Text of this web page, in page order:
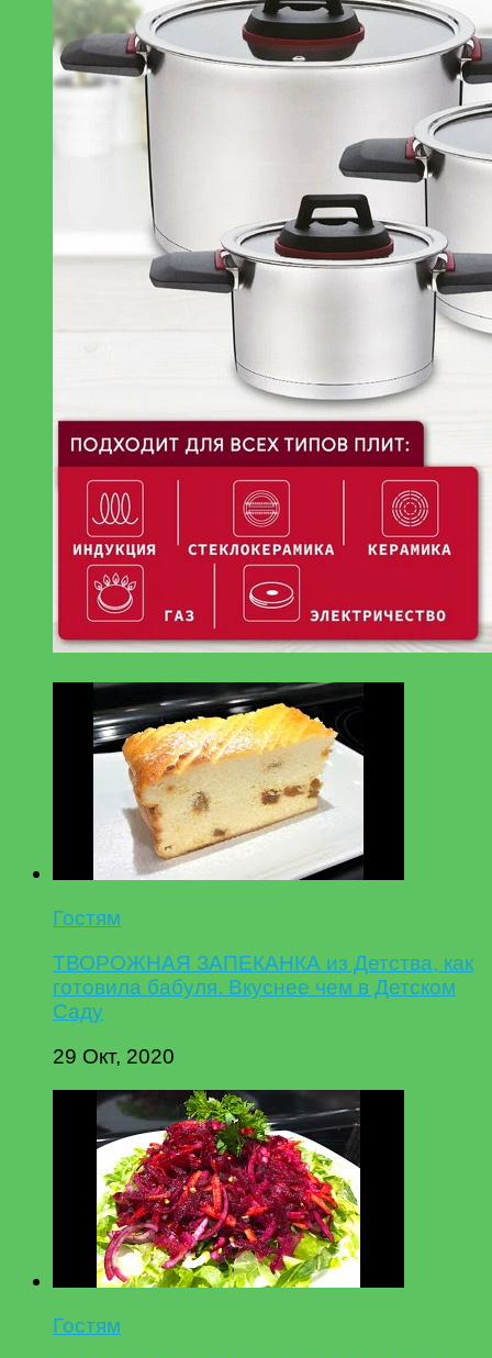
Гостям
ТВОРОЖНАЯ ЗАПЕКАНКА из Детства, как
готовила бабуля. Вкуснее чем в Детском
Саду
29 Окт, 2020
Гостям